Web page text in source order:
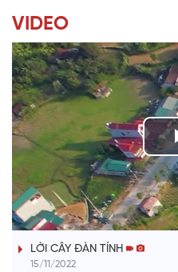
VIDEO
TIẾNG TÍNH QUÊ HƯƠNG
LỜI CÂY ĐÀN TÍNH
15/11/2022